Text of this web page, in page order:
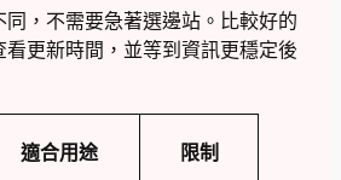
，不需要急著選邊站。比較好的
更新時間，並等到資訊更穩定後
適合用途 限制